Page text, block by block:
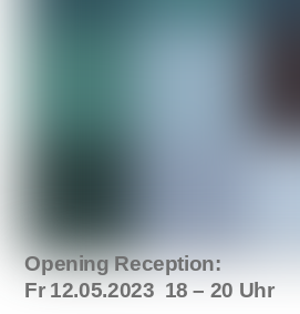
Opening Reception:
Fr 12.05.2023 18 – 20 Uhr